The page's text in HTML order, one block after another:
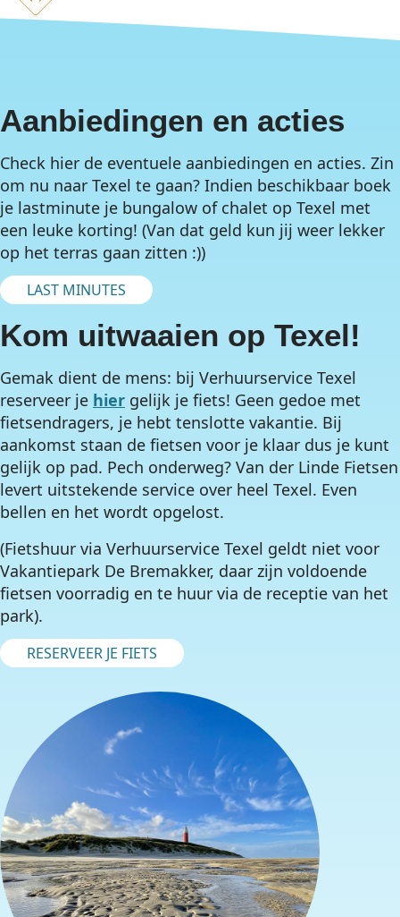
Aanbiedingen en acties
Check hier de eventuele aanbiedingen en acties. Zin
om nu naar Texel te gaan? Indien beschikbaar boek
je lastminute je bungalow of chalet op Texel met
een leuke korting! (Van dat geld kun jij weer lekker
op het terras gaan zitten :))
LAST MINUTES
Kom uitwaaien op Texel!
Gemak dient de mens: bij Verhuurservice Texel
reserveer je hier gelijk je fiets! Geen gedoe met
fietsendragers, je hebt tenslotte vakantie. Bij
aankomst staan de fietsen voor je klaar dus je kunt
gelijk op pad. Pech onderweg? Van der Linde Fietsen
levert uitstekende service over heel Texel. Even
bellen en het wordt opgelost.
(Fietshuur via Verhuurservice Texel geldt niet voor
Vakantiepark De Bremakker, daar zijn voldoende
fietsen voorradig en te huur via de receptie van het
park).
RESERVEER JE FIETS